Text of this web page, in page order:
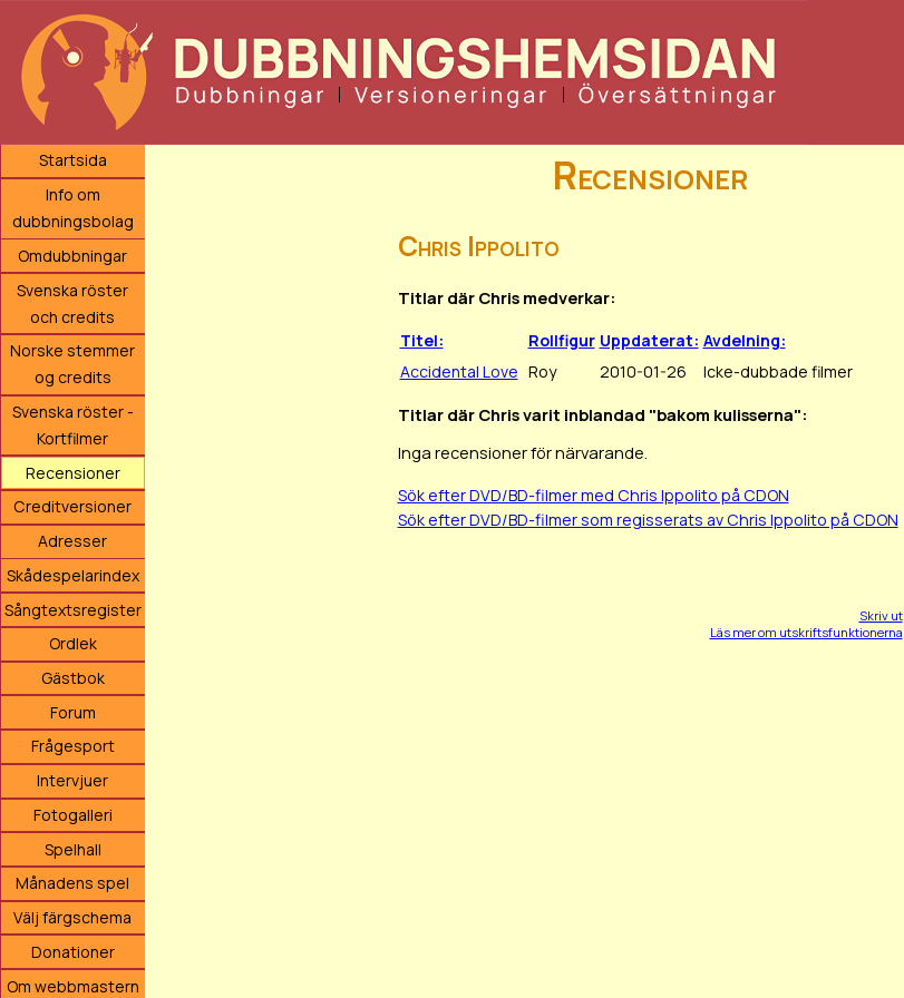
Startsida
Info om
dubbningsbolag
Omdubbningar
Svenska röster
och credits
Norske stemmer
og credits
Svenska röster -
Kortfilmer
Recensioner
Creditversioner
Adresser
Skådespelarindex
Sångtextsregister
Ordlek
Gästbok
Forum
Frågesport
Intervjuer
Fotogalleri
Spelhall
Månadens spel
Välj färgschema
Donationer
Om webbmastern
Recensioner
Chris Ippolito
Titlar där Chris medverkar:
Titel: Rollfigur Uppdaterat: Avdelning:
Accidental Love Roy 2010-01-26 Icke-dubbade filmer
Titlar där Chris varit inblandad "bakom kulisserna":
Inga recensioner för närvarande.
Sök efter DVD/BD-filmer med Chris Ippolito på CDON
Sök efter DVD/BD-filmer som regisserats av Chris Ippolito på CDON
Skriv ut
Läs mer om utskriftsfunktionerna